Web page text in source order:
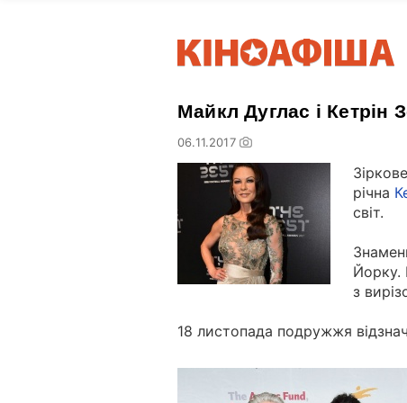
Майкл Дуглас і Кетрін
06.11.2017
річна
світ.
Йорку.
з
18 листопада подружжя